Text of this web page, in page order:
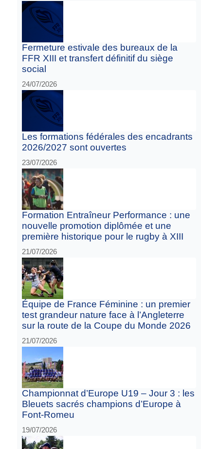
Fermeture estivale des bureaux de la
FFR XIII et transfert définitif du siège
social
24/07/2026
Les formations fédérales des encadrants
2026/2027 sont ouvertes
23/07/2026
Formation Entraîneur Performance : une
nouvelle promotion diplômée et une
première historique pour le rugby à XIII
21/07/2026
Équipe de France Féminine : un premier
test grandeur nature face à l’Angleterre
sur la route de la Coupe du Monde 2026
21/07/2026
Championnat d’Europe U19 – Jour 3 : les
Bleuets sacrés champions d’Europe à
Font-Romeu
19/07/2026